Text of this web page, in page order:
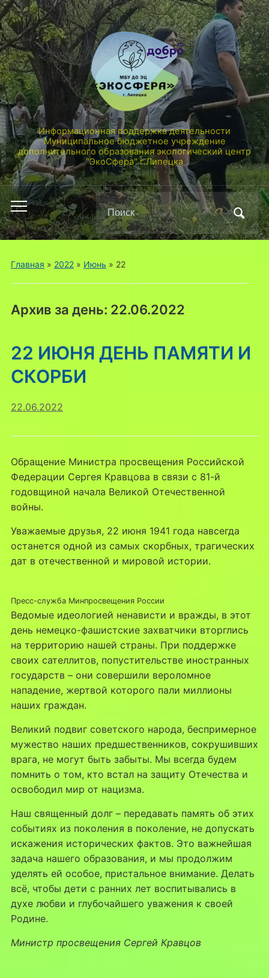
Информационная поддержка деятельности
Муниципальное бюджетное учреждение
дополнительного образования экологический центр
"ЭкоСфера" г.Липецка
Переключить
мобильное
меню
Поиск
по:
Главная » 2022» Июнь » 22
Архив за день: 22.06.2022
22 ИЮНЯ ДЕНЬ ПАМЯТИ И
СКОРБИ
22.06.2022
Обращение Министра просвещения Российской
Федерации Сергея Кравцова в связи с 81-й
годовщиной начала Великой Отечественной
войны.
Уважаемые друзья, 22 июня 1941 года навсегда
останется одной из самых скорбных, трагических
дат в отечественной и мировой истории.
Пресс-служба Минпросвещения России
Ведомые идеологией ненависти и вражды, в этот
день немецко-фашистские захватчики вторглись
на территорию нашей страны. При поддержке
своих сателлитов, попустительстве иностранных
государств – они совершили вероломное
нападение, жертвой которого пали миллионы
наших граждан.
Великий подвиг советского народа, беспримерное
мужество наших предшественников, сокрушивших
врага, не могут быть забыты. Мы всегда будем
помнить о том, кто встал на защиту Отечества и
освободил мир от нацизма.
Наш священный долг – передавать память об этих
событиях из поколения в поколение, не допускать
искажения исторических фактов. Это важнейшая
задача нашего образования, и мы продолжим
уделять ей особое, пристальное внимание. Делать
всё, чтобы дети с ранних лет воспитывались в
духе любви и глубочайшего уважения к своей
Родине.
Министр просвещения Сергей Кравцов